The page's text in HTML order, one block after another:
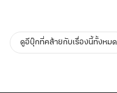
ดูอีบุ๊กที่คล้ายกับเรื่องนี้ทั้งหมด